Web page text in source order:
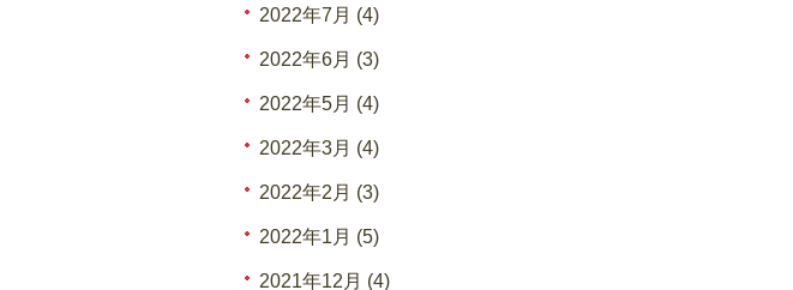
2022年7月 (4)
2022年6月 (3)
2022年5月 (4)
2022年3月 (4)
2022年2月 (3)
2022年1月 (5)
2021年12月 (4)